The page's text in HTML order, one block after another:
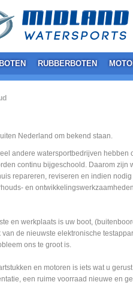
RUBBERBOTEN
Nederland om bekend staan.
andere watersportbedrijven
continu bijgeschoold. Daarom
repareren, reviseren en indien
en
en werkplaats is uw boot,
van de nieuwste elektronische
ons te groot is.
en motoren is iets wat u
een ruime voorraad nieuwe en